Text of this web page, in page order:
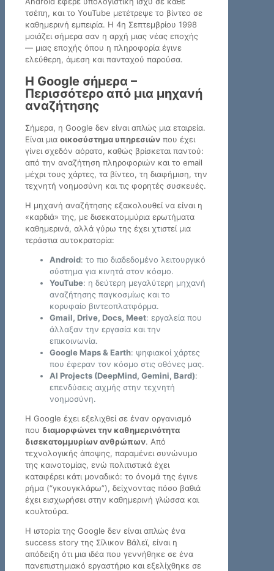
τσέπη, και το YouTube μετέτρεψε το βίντεο σε
καθημερινή εμπειρία. Η 4η Σεπτεμβρίου 1998
μοιάζει σήμερα σαν η αρχή μιας νέας εποχής
— μιας εποχής όπου η πληροφορία έγινε
ελεύθερη, άμεση και πανταχού παρούσα.
Η Google σήμερα –
Περισσότερο από μια μηχανή
αναζήτησης
Σήμερα, η Google δεν είναι απλώς μια εταιρεία.
Είναι μια οικοσύστημα υπηρεσιών που έχει
γίνει σχεδόν αόρατο, καθώς βρίσκεται παντού:
από την αναζήτηση πληροφοριών και το email
μέχρι τους χάρτες, τα βίντεο, τη διαφήμιση, την
τεχνητή νοημοσύνη και τις φορητές συσκευές.
Η μηχανή αναζήτησης εξακολουθεί να είναι η
«καρδιά» της, με δισεκατομμύρια ερωτήματα
καθημερινά, αλλά γύρω της έχει χτιστεί μια
τεράστια αυτοκρατορία:
Android: το πιο διαδεδομένο λειτουργικό
σύστημα για κινητά στον κόσμο.
YouTube: η δεύτερη μεγαλύτερη μηχανή
αναζήτησης παγκοσμίως και το
κορυφαίο βιντεοπλατφόρμα.
Gmail, Drive, Docs, Meet: εργαλεία που
άλλαξαν την εργασία και την
επικοινωνία.
Google Maps & Earth: ψηφιακοί χάρτες
που έφεραν τον κόσμο στις οθόνες μας.
AI Projects (DeepMind, Gemini, Bard):
επενδύσεις αιχμής στην τεχνητή
νοημοσύνη.
Η Google έχει εξελιχθεί σε έναν οργανισμό
που διαμορφώνει την καθημερινότητα
δισεκατομμυρίων ανθρώπων. Από
τεχνολογικής άποψης, παραμένει συνώνυμο
της καινοτομίας, ενώ πολιτιστικά έχει
καταφέρει κάτι μοναδικό: το όνομά της έγινε
ρήμα (“γκουγκλάρω”), δείχνοντας πόσο βαθιά
έχει εισχωρήσει στην καθημερινή γλώσσα και
κουλτούρα.
Η ιστορία της Google δεν είναι απλώς ένα
success story της Σίλικον Βάλεϊ, είναι η
απόδειξη ότι μια ιδέα που γεννήθηκε σε ένα
πανεπιστημιακό εργαστήριο και εξελίχθηκε σε